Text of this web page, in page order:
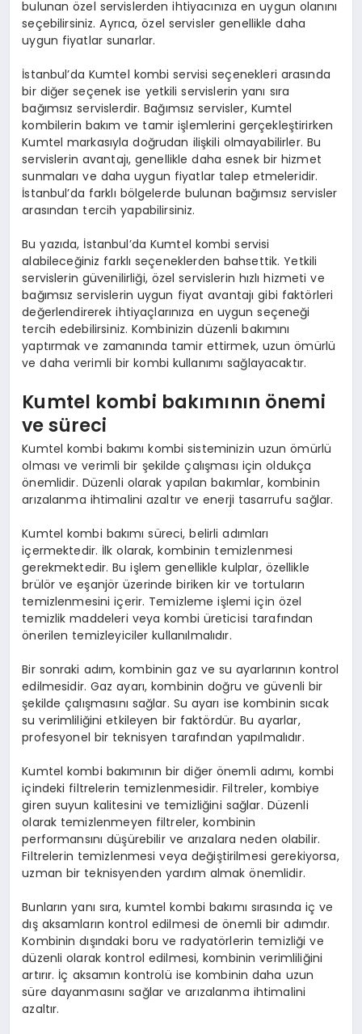
bulunan özel servislerden ihtiyacınıza en uygun olanını
seçebilirsiniz. Ayrıca, özel servisler genellikle daha
uygun fiyatlar sunarlar.
İstanbul’da Kumtel kombi servisi seçenekleri arasında
bir diğer seçenek ise yetkili servislerin yanı sıra
bağımsız servislerdir. Bağımsız servisler, Kumtel
kombilerin bakım ve tamir işlemlerini gerçekleştirirken
Kumtel markasıyla doğrudan ilişkili olmayabilirler. Bu
servislerin avantajı, genellikle daha esnek bir hizmet
sunmaları ve daha uygun fiyatlar talep etmeleridir.
İstanbul’da farklı bölgelerde bulunan bağımsız servisler
arasından tercih yapabilirsiniz.
Bu yazıda, İstanbul’da Kumtel kombi servisi
alabileceğiniz farklı seçeneklerden bahsettik. Yetkili
servislerin güvenilirliği, özel servislerin hızlı hizmeti ve
bağımsız servislerin uygun fiyat avantajı gibi faktörleri
değerlendirerek ihtiyaçlarınıza en uygun seçeneği
tercih edebilirsiniz. Kombinizin düzenli bakımını
yaptırmak ve zamanında tamir ettirmek, uzun ömürlü
ve daha verimli bir kombi kullanımı sağlayacaktır.
Kumtel kombi bakımının önemi
ve süreci
Kumtel kombi bakımı kombi sisteminizin uzun ömürlü
olması ve verimli bir şekilde çalışması için oldukça
önemlidir. Düzenli olarak yapılan bakımlar, kombinin
arızalanma ihtimalini azaltır ve enerji tasarrufu sağlar.
Kumtel kombi bakımı süreci, belirli adımları
içermektedir. İlk olarak, kombinin temizlenmesi
gerekmektedir. Bu işlem genellikle kulplar, özellikle
brülör ve eşanjör üzerinde biriken kir ve tortuların
temizlenmesini içerir. Temizleme işlemi için özel
temizlik maddeleri veya kombi üreticisi tarafından
önerilen temizleyiciler kullanılmalıdır.
Bir sonraki adım, kombinin gaz ve su ayarlarının kontrol
edilmesidir. Gaz ayarı, kombinin doğru ve güvenli bir
şekilde çalışmasını sağlar. Su ayarı ise kombinin sıcak
su verimliliğini etkileyen bir faktördür. Bu ayarlar,
profesyonel bir teknisyen tarafından yapılmalıdır.
Kumtel kombi bakımının bir diğer önemli adımı, kombi
içindeki filtrelerin temizlenmesidir. Filtreler, kombiye
giren suyun kalitesini ve temizliğini sağlar. Düzenli
olarak temizlenmeyen filtreler, kombinin
performansını düşürebilir ve arızalara neden olabilir.
Filtrelerin temizlenmesi veya değiştirilmesi gerekiyorsa,
uzman bir teknisyenden yardım almak önemlidir.
Bunların yanı sıra, kumtel kombi bakımı sırasında iç ve
dış aksamların kontrol edilmesi de önemli bir adımdır.
Kombinin dışındaki boru ve radyatörlerin temizliği ve
düzenli olarak kontrol edilmesi, kombinin verimliliğini
artırır. İç aksamın kontrolü ise kombinin daha uzun
süre dayanmasını sağlar ve arızalanma ihtimalini
azaltır.